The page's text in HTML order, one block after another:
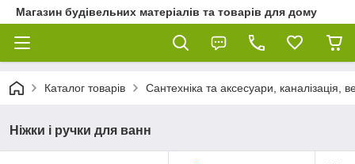
Магазин будівельних матеріалів та товарів для дому
Каталог товарів Сантехніка та аксесуари, каналізація,
Ніжки і ручки для ванн